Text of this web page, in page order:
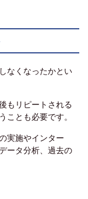
なくなったかとい
もリピートされる
ことも必要です。
実施やインター
ータ分析、過去の